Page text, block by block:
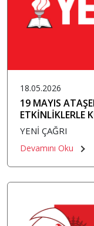
18.05.2026
19 MAYIS
ETKİNLİKLERLE
YENİ ÇAĞRI
Devamını Oku